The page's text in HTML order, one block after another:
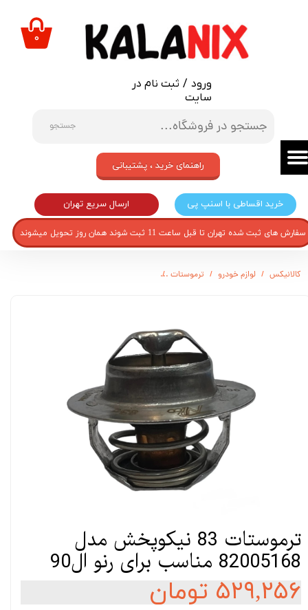
جستجو
ورود / ثبت نام در
سایت
حساب کاربری من
تغییر گذر واژه
خروج از حساب کاربری
۰
خرید اقساطی با اسنپ پی ارسال سریع تهران
راهنمای خرید ، پشتیبانی
سفارش های ثبت شده تهران تا قبل ساعت 11 ثبت شوند همان روز تحویل میشوند
کالانیکس لوازم خودرو ترموستات
ترموستات 83 نیکوپخش مدل
82005168 مناسب برای رنو ال90
۵۲۹,۲۵۶ تومان